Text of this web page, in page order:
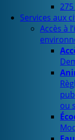
Services aux
Accès à
ou